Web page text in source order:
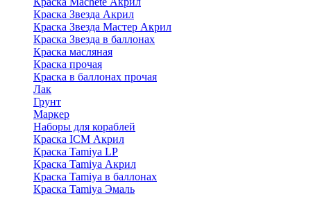
Краска Звезда Акрил
Краска Звезда Мастер Акрил
Краска Звезда в баллонах
Краска масляная
Краска прочая
Краска в баллонах прочая
Лак
Грунт
Маркер
Наборы для кораблей
Краска ICM Акрил
Краска Tamiya LP
Краска Tamiya Акрил
Краска Tamiya в баллонах
Краска Tamiya Эмаль